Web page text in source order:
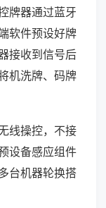
牌器通过蓝牙
软件预设好牌
接收到信号后
机洗牌、码牌
线操控，不接
设备感应组件
台机器轮换搭